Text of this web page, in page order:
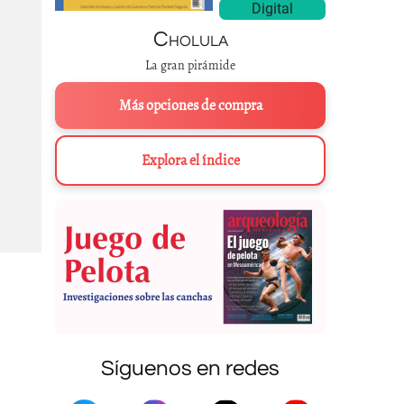
Digital
Cholula
La gran pirámide
Más opciones de compra
Explora el índice
Síguenos en redes